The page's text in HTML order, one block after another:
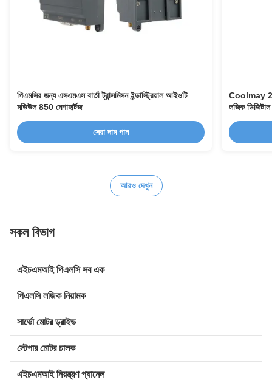
পিএমসির জন্য এসএমএস বার্তা ট্রান্সমিসন ইন্ডাস্ট্রিয়াল আইওটি
মডিউল 850 মেগাহার্টজ
সেরা দাম পান
Coolmay
লজিক ডিজিটাল
আরও দেখুন
সকল বিভাগ
এইচএমআই পিএলসি সব এক
পিএলসি লজিক নিয়ামক
সার্ভো মোটর ড্রাইভ
স্টেপার মোটর চালক
এইচএমআই নিয়ন্ত্রণ প্যানেল